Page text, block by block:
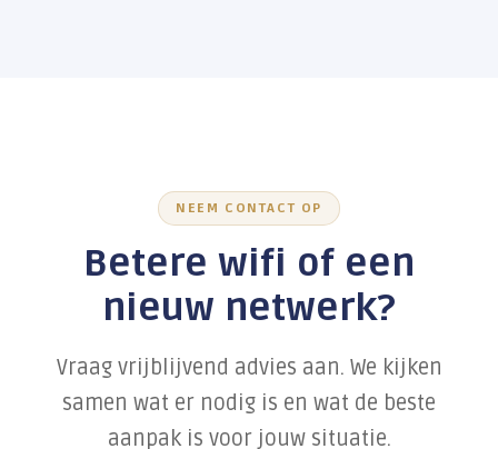
NEEM CONTACT OP
Betere wifi of een
nieuw netwerk?
Vraag vrijblijvend advies aan. We kijken
samen wat er nodig is en wat de beste
aanpak is voor jouw situatie.